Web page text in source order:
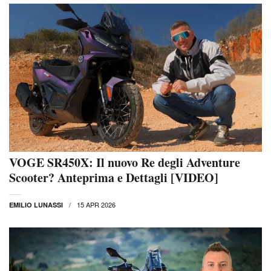
VOGE SR450X: Il nuovo Re degli Adventure
Scooter? Anteprima e Dettagli [VIDEO]
EMILIO LUNASSI 15 APR 2026